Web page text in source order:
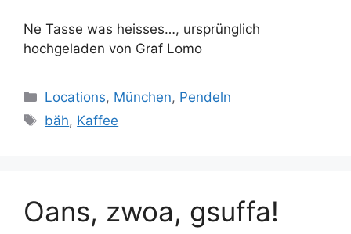
Ne Tasse was heisses…, ursprünglich
hochgeladen von Graf Lomo
Kategorien
Locations, München, Pendeln
Schlagwörter
bäh, Kaffee
Oans, zwoa, gsuffa!